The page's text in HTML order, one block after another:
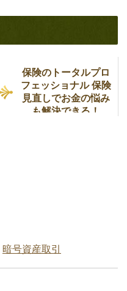
保険のトータルプロ
フェッショナル 保険
見直しでお金の悩み
も解決できる！
暗号資産取引